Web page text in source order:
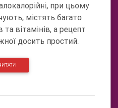
при цьому
містять багато
вітамінів, а рецепт
досить простий.